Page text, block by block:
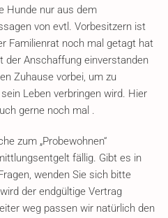
Hunde nur aus dem
von evtl. Vorbesitzern ist
Familienrat noch mal getagt hat
der Anschaffung einverstanden
Zuhause vorbei, um zu
Leben verbringen wird. Hier
gerne noch mal .
zum „Probewohnen“
fällig. Gibt es in
wenden Sie sich bitte
der endgültige Vertrag
weg passen wir natürlich den